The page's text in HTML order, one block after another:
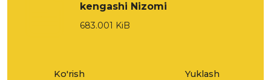
kengashi Nizomi
683.001 KiB
Ko'rish Yuklash